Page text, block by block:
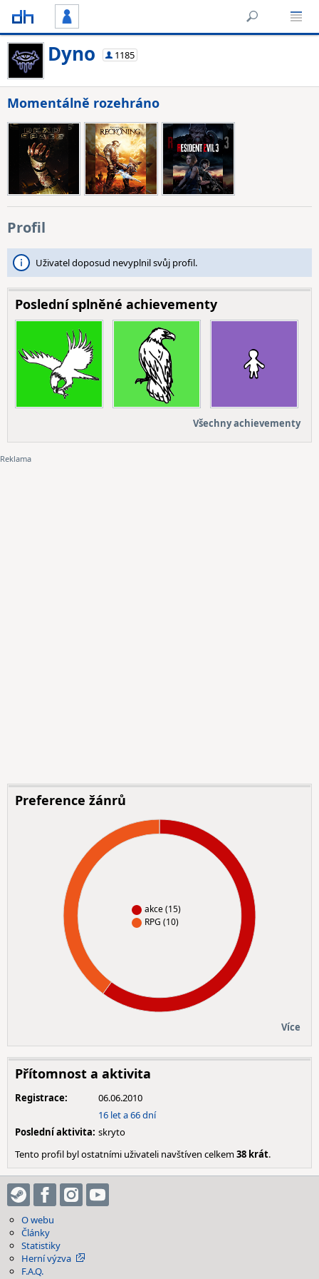
Dyno 1185
Momentálně rozehráno
Profil
Uživatel doposud nevyplnil svůj profil.
Poslední splněné achievementy
Všechny achievementy
Preference žánrů
akce (15)
RPG (10)
Více
Přítomnost a aktivita
Registrace:
06.06.2010
16 let a 66 dní
Poslední aktivita: skryto
Tento profil byl ostatními uživateli navštíven celkem38 krát.
O webu
Články
Statistiky
Herní výzva
F.A.Q.